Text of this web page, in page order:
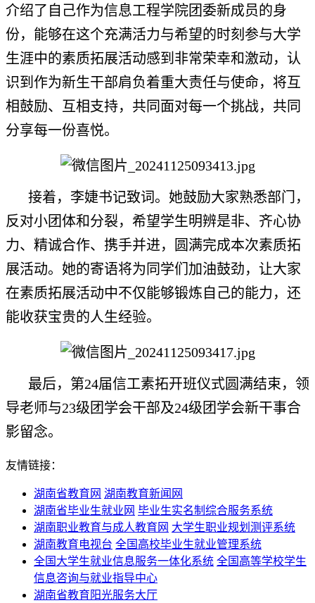
介绍了自己作为信息工程学院团委新成员的身
份，能够在这个充满活力与希望的时刻参与大学
生涯中的素质拓展活动感到非常荣幸和激动，认
识到作为新生干部肩负着重大责任与使命，将互
相鼓励、互相支持，共同面对每一个挑战，共同
分享每一份喜悦。
接着，李婕书记致词。她鼓励大家熟悉部门，
反对小团体和分裂，希望学生明辨是非、齐心协
力、精诚合作、携手并进，圆满完成本次素质拓
展活动。她的寄语将为同学们加油鼓劲，让大家
在素质拓展活动中不仅能够锻炼自己的能力，还
能收获宝贵的人生经验。
最后，第24届信工素拓开班仪式圆满结束，领
导老师与23级团学会干部及24级团学会新干事合
影留念。
友情链接：
湖南省教育网 湖南教育新闻网
湖南省毕业生就业网 毕业生实名制综合服务系统
湖南职业教育与成人教育网 大学生职业规划测评系统
湖南教育电视台 全国高校毕业生就业管理系统
全国大学生就业信息服务一体化系统 全国高等学校学生
信息咨询与就业指导中心
湖南省教育阳光服务大厅